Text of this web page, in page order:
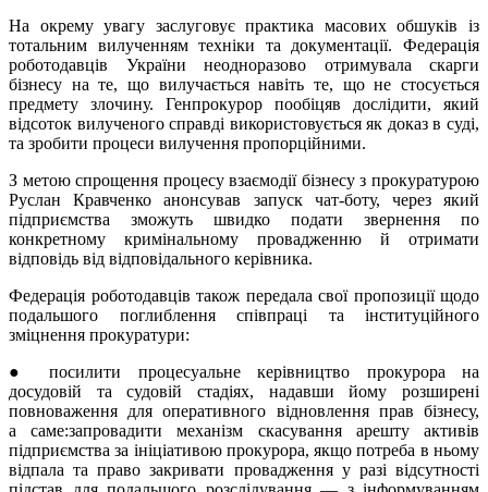
На окрему увагу заслуговує практика масових обшуків із
тотальним вилученням техніки та документації. Федерація
роботодавців України неодноразово отримувала скарги
бізнесу на те, що вилучається навіть те, що не стосується
предмету злочину. Генпрокурор пообіцяв дослідити, який
відсоток вилученого справді використовується як доказ в суді,
та зробити процеси вилучення пропорційними.
З метою спрощення процесу взаємодії бізнесу з прокуратурою
Руслан Кравченко анонсував запуск чат-боту, через який
підприємства зможуть швидко подати звернення по
конкретному кримінальному провадженню й отримати
відповідь від відповідального керівника.
Федерація роботодавців також передала свої пропозиції щодо
подальшого поглиблення співпраці та інституційного
зміцнення прокуратури:
● посилити процесуальне керівництво прокурора на
досудовій та судовій стадіях, надавши йому розширені
повноваження для оперативного відновлення прав бізнесу,
а саме:запровадити механізм скасування арешту активів
підприємства за ініціативою прокурора, якщо потреба в ньому
відпала та право закривати провадження у разі відсутності